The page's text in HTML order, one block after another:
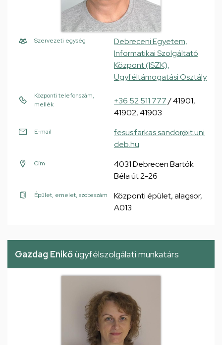
Szervezeti egység
Debreceni Egyetem,
Informatikai Szolgáltató
Központ (ISZK),
Ügyféltámogatási Osztály
Központi telefonszám,
mellék
+36 52 511 777/ 41901,
41902, 41903
E-mail
fesus.farkas.sandor@it.uni
deb.hu
Cím
4031 Debrecen Bartók
Béla út 2-26
Épület, emelet, szobaszám
Központi épület, alagsor,
A013
Gazdag Enikőügyfélszolgálati munkatárs